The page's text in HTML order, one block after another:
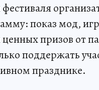
фестиваля
показ мод,
призов от
поддержать
празднике.